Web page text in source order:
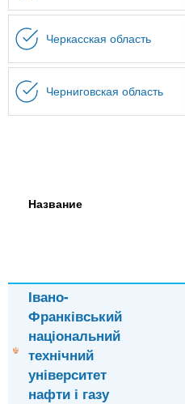
Черкасская область
Черниговская область
Название
Івано-
Франківський
національний
технічний
університет
нафти і газу